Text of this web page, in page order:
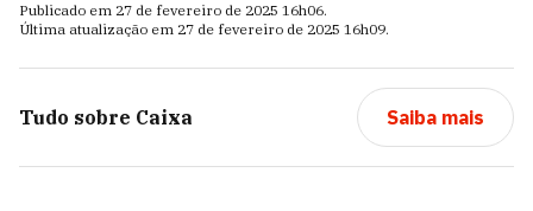
Publicado em 27 de fevereiro de 2025 16h06.
Última atualização em 27 de fevereiro de 2025 16h09.
Tudo sobre Caixa Saiba mais